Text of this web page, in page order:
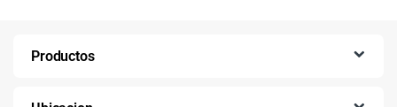
Productos